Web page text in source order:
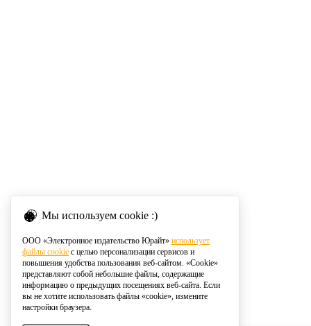
Мы используем cookie :)
ООО «Электронное издательство Юрайт» использует
файлы cookie с целью персонализации сервисов и
повышения удобства пользования веб-сайтом. «Cookie»
представляют собой небольшие файлы, содержащие
информацию о предыдущих посещениях веб-сайта. Если
вы не хотите использовать файлы «cookie», измените
настройки браузера.